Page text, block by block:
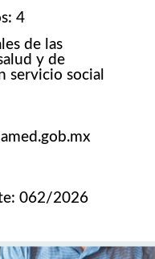
: 4
de las
y de
servicio social
: 062/2026